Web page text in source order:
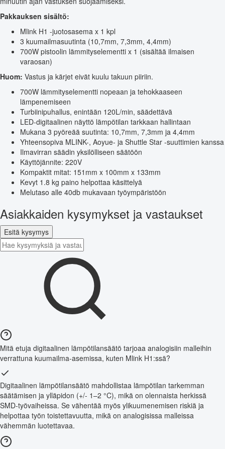
Pakkauksen sisältö:
Mlink H1 -juotosasema x 1 kpl
3 kuumailmasuutinta (10,7mm, 7,3mm, 4,4mm)
700W pistoolin lämmityselementti x 1 (sisältää ilmaisen
varaosan)
Huom: Vastus ja kärjet eivät kuulu takuun piiriin.
700W lämmityselementti nopeaan ja tehokkaaseen
lämpenemiseen
Turbiinipuhallus, enintään 120L/min, säädettävä
LED-digitaalinen näyttö lämpötilan tarkkaan hallintaan
Mukana 3 pyöreää suutinta: 10,7mm, 7,3mm ja 4,4mm
Yhteensopiva MLINK-, Aoyue- ja Shuttle Star -suuttimien kanssa
Ilmavirran säädin yksilölliseen säätöön
Käyttöjännite: 220V
Kompaktit mitat: 151mm x 100mm x 133mm
Kevyt 1.8 kg paino helpottaa käsittelyä
Melutaso alle 40db mukavaan työympäristöön
Asiakkaiden kysymykset ja vastaukset
Esitä kysymys
Mitä etuja digitaalinen lämpötilansäätö tarjoaa analogisiin malleihin
verrattuna kuumailma-asemissa, kuten Mlink H1:ssä?
Digitaalinen lämpötilansäätö mahdollistaa lämpötilan tarkemman
säätämisen ja ylläpidon (+/- 1–2 °C), mikä on olennaista herkissä
SMD-työvaiheissa. Se vähentää myös ylikuumenemisen riskiä ja
helpottaa työn toistettavuutta, mikä on analogisissa malleissa
vähemmän luotettavaa.